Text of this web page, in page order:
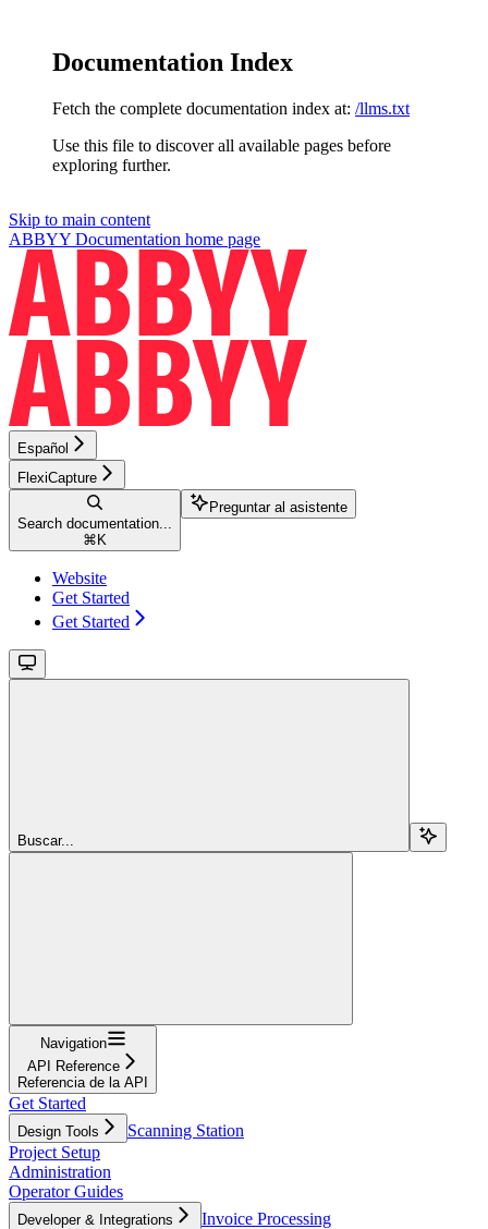
Documentation Index
Fetch the complete documentation index at: /llms.txt
Use this file to discover all available pages before
exploring further.
Skip to main content
ABBYY Documentation home page
Español
FlexiCapture
Search documentation...
⌘ K
Preguntar al asistente
Website
Get Started
Get Started
Buscar...
Navigation
API Reference
Referencia de la API
Get Started
Design Tools
Scanning Station
Project Setup
Administration
Operator Guides
Developer & Integrations
Invoice Processing